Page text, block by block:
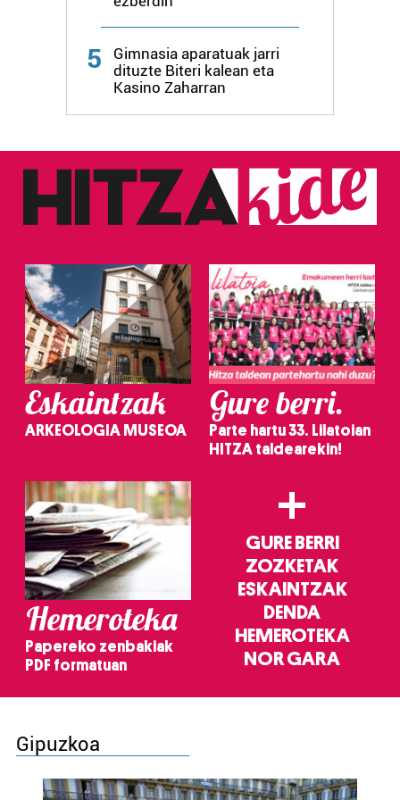
zerbitzuak hobetzeko asmoz, cookie teknologiaz
baliatzen gara. Ohar hau onartuz gero, teknologia hori
5
Gimnasia aparatuak jarri
dituzte Biteri kalean eta
Kasino Zaharran
Eskaintzak
ARKEOLOGIA MUSEOA
Gure berri.
Parte hartu 33. Lilatoian
HITZA taldearekin!
Hemeroteka
Papereko zenbakiak
PDF formatuan
+
GURE BERRI
ZOZKETAK
ESKAINTZAK
DENDA
HEMEROTEKA
NOR GARA
Gipuzkoa